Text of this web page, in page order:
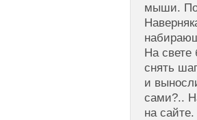
мыши.
На свете
снять
и
сами?..
на сайте.